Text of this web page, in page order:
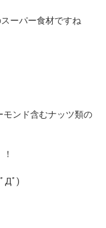
ーパー食材ですね
ンド含むナッツ類の
Дﾟ)